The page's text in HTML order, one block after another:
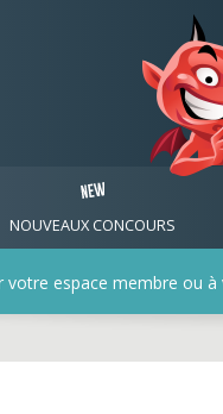
de
NOUVEAUX CONCOURS
votre espace membre ou à